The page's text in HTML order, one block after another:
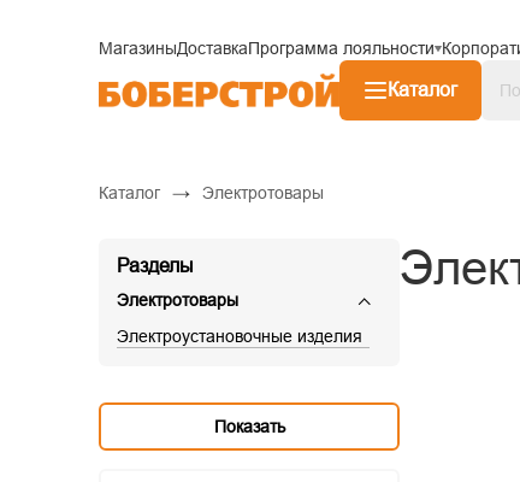
МагазиныДоставкаПрограмма лояльности
Каталог
Каталог → Электротовары
Разделы
Электротовары
Электроустановочные изделия